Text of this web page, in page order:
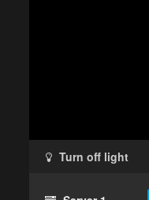
Turn off light